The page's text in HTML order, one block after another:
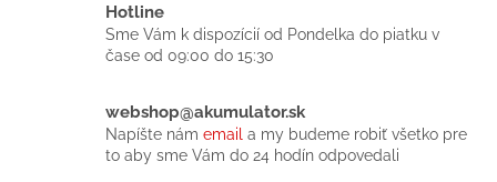
v
k
y
ý
p
i
Hotline
Sme Vám k dispozícií od Pondelka do piatku v
čase od 09:00 do 15:30
webshop@akumulator.sk
Napíšte nám email a my budeme robiť všetko pre
to aby sme Vám do 24 hodín odpovedali